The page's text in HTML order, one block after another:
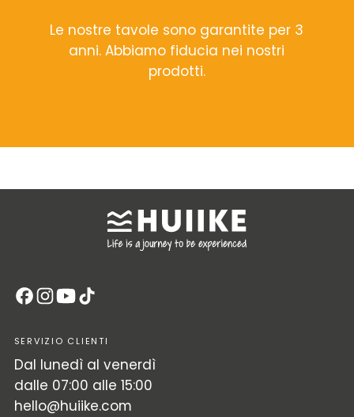
Le nostre tavole sono garantite per 3
anni. Abbiamo fiducia nei nostri
prodotti.
SERVIZIO CLIENTI
Dal lunedì al venerdì
dalle 07:00 alle 15:00
hello@huiike.com